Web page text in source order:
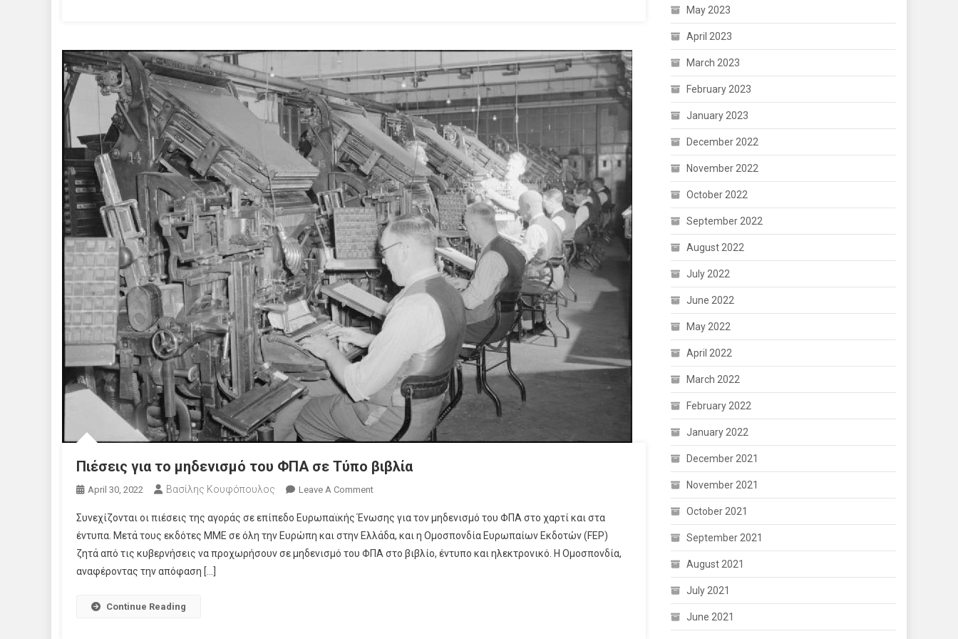
Σου
Πιέσεις για το μηδενισμό του ΦΠΑ σε Τύπο βιβλία
April 30, 2022 Βασίλης Κουφόπουλος Leave A CommentOn
Για
Το
Μηδενισμό
Συνεχίζονται οι πιέσεις της αγοράς σε επίπεδο Ευρωπαϊκής Ένωσης για τον μηδενισμό του ΦΠΑ στο χαρτί και στα
έντυπα. Μετά τους εκδότες ΜΜΕ σε όλη την Ευρώπη και στην Ελλάδα, και η Ομοσπονδία Ευρωπαίων Εκδοτών (FEP)
ζητά από τις κυβερνήσεις να προχωρήσουν σε μηδενισμό του ΦΠΑ στο βιβλίο, έντυπο και ηλεκτρονικό. Η Ομοσπονδία,
αναφέροντας την απόφαση […]
Continue Reading
May 2023
April 2023
March 2023
February 2023
January 2023
December 2022
November 2022
October 2022
September 2022
August 2022
July 2022
June 2022
May 2022
April 2022
March 2022
February 2022
January 2022
December 2021
November 2021
October 2021
September 2021
August 2021
July 2021
June 2021